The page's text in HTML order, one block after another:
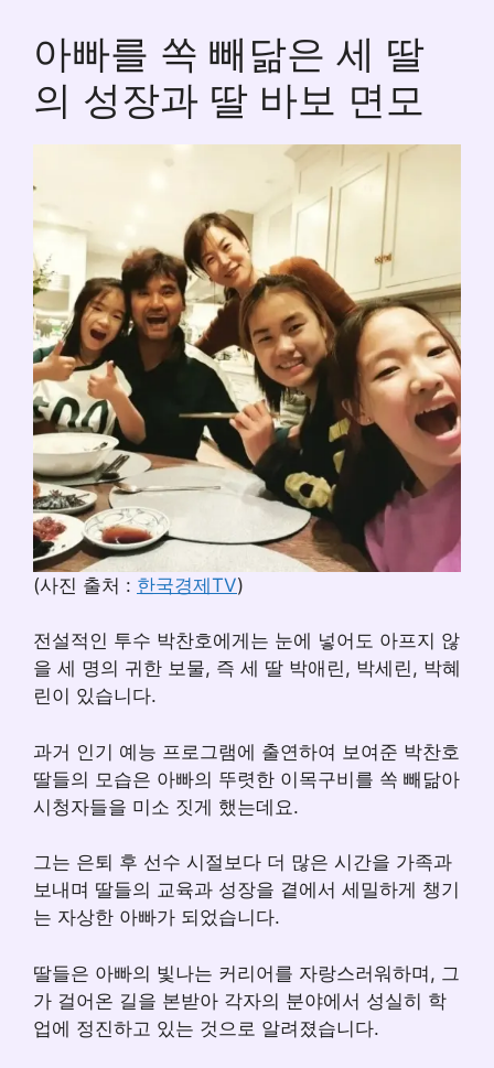
아빠를 쏙 빼닮은 세 딸
의 성장과 딸 바보 면모
(사진 출처 : 한국경제TV)
전설적인 투수 박찬호에게는 눈에 넣어도 아프지 않
을 세 명의 귀한 보물, 즉 세 딸 박애린, 박세린, 박혜
린이 있습니다.
과거 인기 예능 프로그램에 출연하여 보여준 박찬호
딸들의 모습은 아빠의 뚜렷한 이목구비를 쏙 빼닮아
시청자들을 미소 짓게 했는데요.
그는 은퇴 후 선수 시절보다 더 많은 시간을 가족과
보내며 딸들의 교육과 성장을 곁에서 세밀하게 챙기
는 자상한 아빠가 되었습니다.
딸들은 아빠의 빛나는 커리어를 자랑스러워하며, 그
가 걸어온 길을 본받아 각자의 분야에서 성실히 학
업에 정진하고 있는 것으로 알려졌습니다.